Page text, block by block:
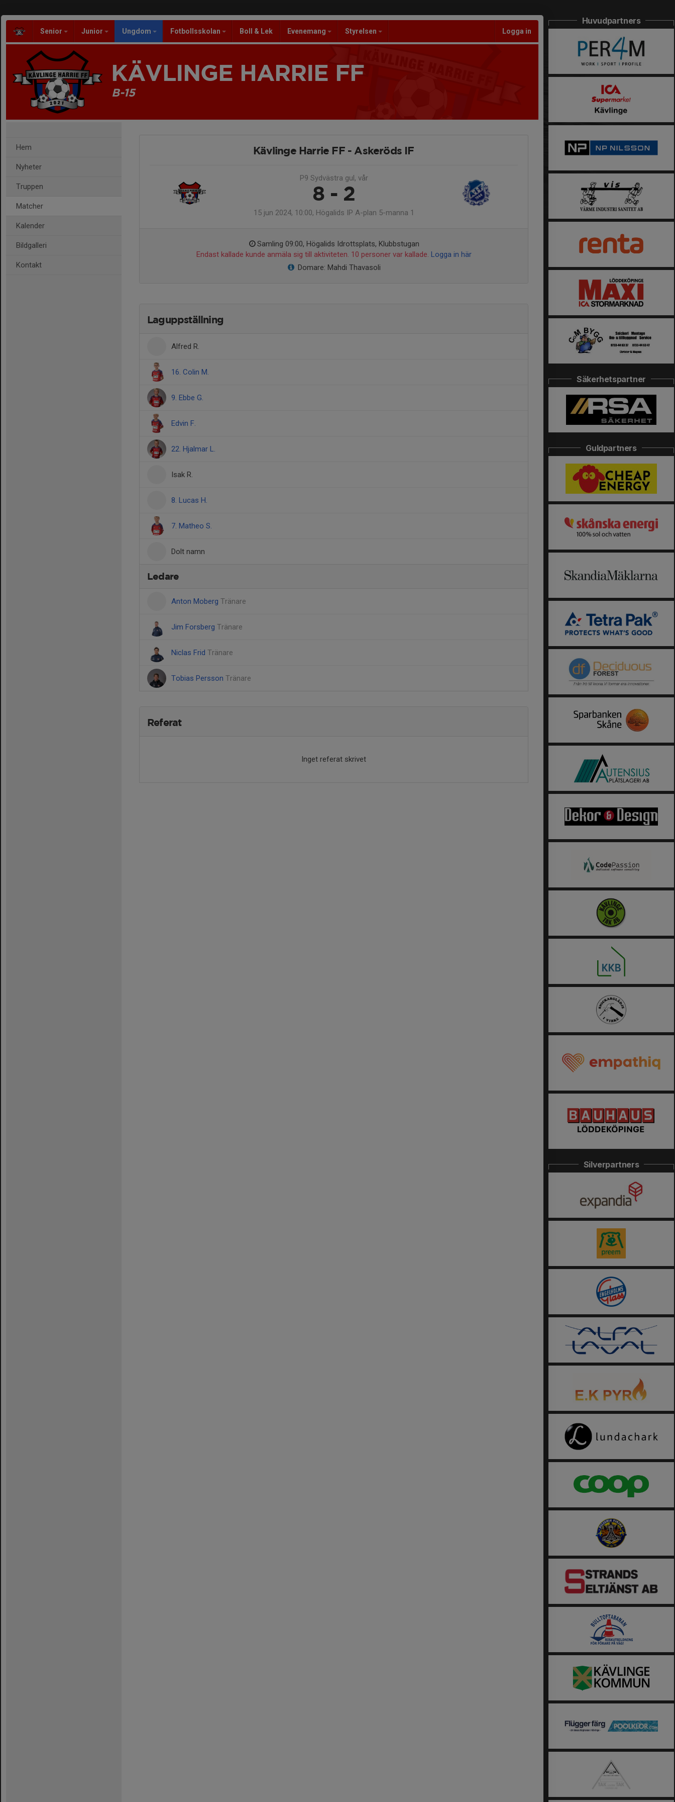
Senior Junior Ungdom Fotbollsskolan Boll & Lek Evenemang Styrelsen Logga in
KÄVLINGE HARRIE FF
B-15
Hem
Nyheter
Truppen
Matcher
Kalender
Bildgalleri
Kontakt
Kävlinge Harrie FF - Askeröds IF
P9 Sydvästra gul, vår
8 - 2
15 jun 2024, 10:00, Högalids IP A-plan 5-manna 1
Samling 09:00, Högalids Idrottsplats, Klubbstugan
Endast kallade kunde anmäla sig till aktiviteten. 10 personer var kallade. Logga in här
Domare: Mahdi Thavasoli
Laguppställning
Alfred R.
16. Colin M.
9. Ebbe G.
Edvin F.
22. Hjalmar L.
Isak R.
8. Lucas H.
7. Matheo S.
Dolt namn
Ledare
Anton Moberg Tränare
Jim Forsberg Tränare
Niclas Frid Tränare
Tobias Persson Tränare
Referat
Inget referat skrivet
Huvudpartners
Säkerhetspartner
Guldpartners
Silverpartners